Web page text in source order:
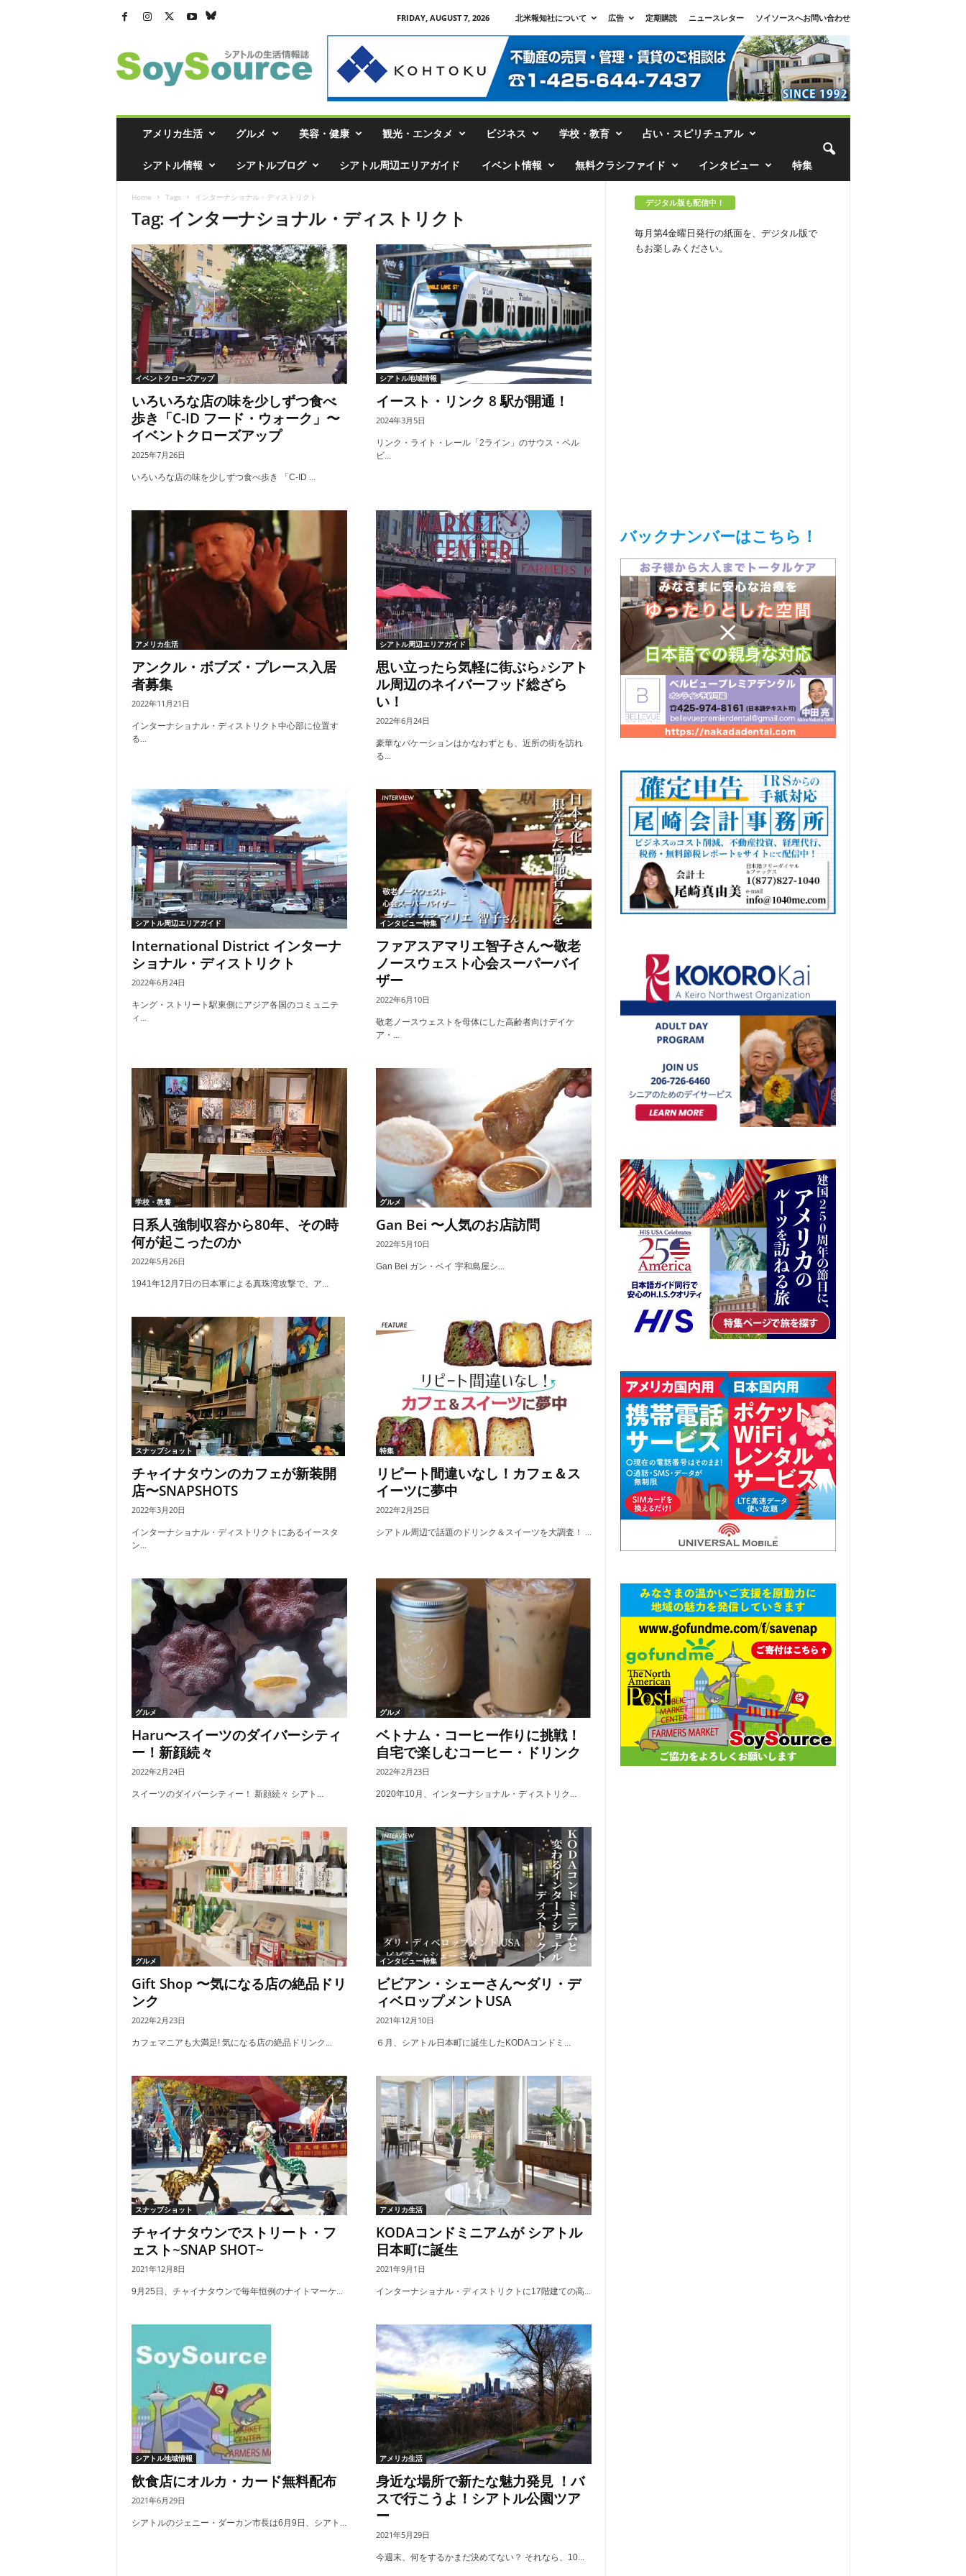
FRIDAY, AUGUST 7, 2026 北米報知社について 広告 定期購読 ニュースレター
ソイソースへお問い合わせ
ト
ル
アメリカ生活 グルメ 美容・健康 観光・エンタメ ビジネス 学校・教育 占い・スピリチュアル
シアトル情報 シアトルブログ シアトル周辺エリアガイド イベント情報 無料クラシファイド インタビュー 特集
Home Tags インターナショナル・ディストリクト
Tag: インターナショナル・ディストリクト
イベントクローズアップ
いろいろな店の味を少しずつ食べ
歩き「C-ID フード・ウォーク」〜
イベントクローズアップ
2025年7月26日
いろいろな店の味を少しずつ食べ歩き 「C-ID ...
シアトル地域情報
イースト・リンク 8 駅が開通！
2024年3月5日
リンク・ライト・レール「2ライン」のサウス・ベル
ビ...
アメリカ生活
アンクル・ボブズ・プレース入居
者募集
2022年11月21日
インターナショナル・ディストリクト中心部に位置す
る...
シアトル周辺エリアガイド
思い立ったら気軽に街ぶら♪シアト
ル周辺のネイバーフッド総ざら
い！
2022年6月24日
豪華なバケーションはかなわずとも、近所の街を訪れ
る...
シアトル周辺エリアガイド
International District インターナ
ショナル・ディストリクト
2022年6月24日
キング・ストリート駅東側にアジア各国のコミュニテ
ィ...
インタビュー特集
ファアスアマリエ智子さん〜敬老
ノースウェスト心会スーパーバイ
ザー
2022年6月10日
敬老ノースウェストを母体にした高齢者向けデイケ
ア・...
学校・教養
日系人強制収容から80年、その時
何が起こったのか
2022年5月26日
1941年12月7日の日本軍による真珠湾攻撃で、ア...
グルメ
Gan Bei 〜人気のお店訪問
2022年5月10日
Gan Bei ガン・ベイ 宇和島屋シ...
スナップショット
チャイナタウンのカフェが新装開
店〜SNAPSHOTS
2022年3月20日
インターナショナル・ディストリクトにあるイースタ
ン...
特集
リピート間違いなし！カフェ＆ス
イーツに夢中
2022年2月25日
シアトル周辺で話題のドリンク＆スイーツを大調査！ ...
グルメ
Haru〜スイーツのダイバーシティ
ー！新顔続々
2022年2月24日
スイーツのダイバーシティー！ 新顔続々 シアト...
グルメ
ベトナム・コーヒー作りに挑戦！
自宅で楽しむコーヒー・ドリンク
2022年2月23日
2020年10月、インターナショナル・ディストリク...
グルメ
Gift Shop 〜気になる店の絶品ドリ
ンク
2022年2月23日
カフェマニアも大満足! 気になる店の絶品ドリンク...
インタビュー特集
ビビアン・シェーさん〜ダリ・デ
ィベロップメントUSA
2021年12月10日
６月、シアトル日本町に誕生したKODAコンドミ...
スナップショット
チャイナタウンでストリート・フ
ェスト~SNAP SHOT~
2021年12月8日
9月25日、チャイナタウンで毎年恒例のナイトマーケ...
アメリカ生活
KODAコンドミニアムが シアトル
日本町に誕生
2021年9月1日
インターナショナル・ディストリクトに17階建ての高...
シアトル地域情報
飲食店にオルカ・カード無料配布
2021年6月29日
シアトルのジェニー・ダーカン市長は6月9日、シアト...
アメリカ生活
身近な場所で新たな魅力発見 ！バ
スで行こうよ！シアトル公園ツア
ー
2021年5月29日
今週末、何をするかまだ決めてない？ それなら、10...
デジタル版も配信中！
毎月第4金曜日発行の紙面を、デジタル版で
もお楽しみください。
バックナンバーはこちら！